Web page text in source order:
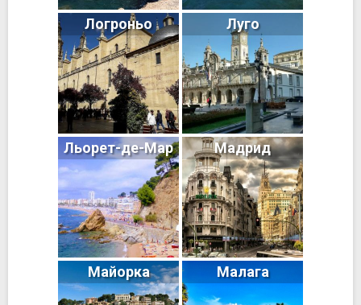
Логроньо Луго
Льорет-де-Мар Мадрид
Майорка Малага